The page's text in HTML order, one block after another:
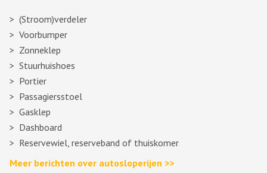
(Stroom)verdeler
Voorbumper
Zonneklep
Stuurhuishoes
Portier
Passagiersstoel
Gasklep
Dashboard
Reservewiel, reserveband of thuiskomer
Meer berichten over autosloperijen >>